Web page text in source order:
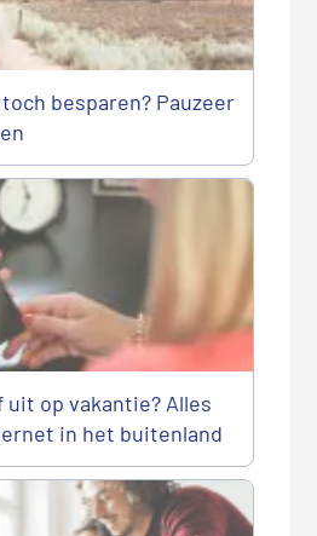
besparen? Pauzeer
uit op vakantie? Alles
in het buitenland